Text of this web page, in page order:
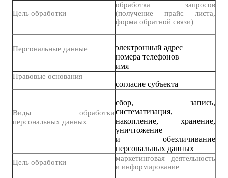
Цель обработки
обработка запросов
(получение прайс листа,
форма обратной связи)
Персональные данные
электронный адрес
номера телефонов
имя
Правовые основания
согласие субъекта
Виды обработки
персональных данных
сбор, запись,
систематизация,
накопление, хранение,
уничтожение
и обезличивание
персональных данных
Цель обработки
маркетинговая деятельность
и информирование